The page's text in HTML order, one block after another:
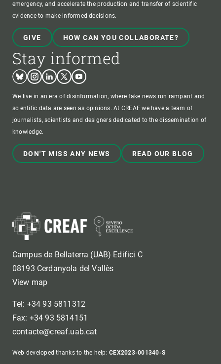
emergency, and accelerate the production and transfer of scientific
evidence to make informed decisions.
GIVE HOW CAN YOU COLLABORATE?
Stay informed
BlueskyInstagram
LinkedinTwitterYoutube
We live in an era of disinformation, where fake news run rampant and
scientific data are seen as opinions. At CREAF we have a team of
journalists, scientists and designers dedicated to the dissemination of
knowledge.
DON'T MISS ANY NEWS READ OUR BLOG
Campus de Bellaterra (UAB) Edifici C
08193 Cerdanyola del Vallès
View map
Tel: +34 93 5811312
Fax: +34 93 5814151
contacte@creaf.uab.cat
Web developed thanks to the help:CEX2023-001340-S